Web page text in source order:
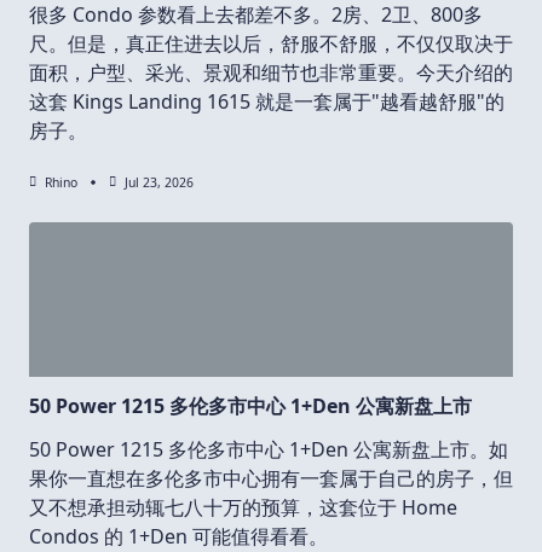
很多 Condo 参数看上去都差不多。2房、2卫、800多
尺。但是，真正住进去以后，舒服不舒服，不仅仅取决于
面积，户型、采光、景观和细节也非常重要。今天介绍的
这套 Kings Landing 1615 就是一套属于"越看越舒服"的
房子。
Rhino Jul 23, 2026
50 Power 1215 多伦多市中心 1+Den 公寓新盘上市
50 Power 1215 多伦多市中心 1+Den 公寓新盘上市。如
果你一直想在多伦多市中心拥有一套属于自己的房子，但
又不想承担动辄七八十万的预算，这套位于 Home
Condos 的 1+Den 可能值得看看。